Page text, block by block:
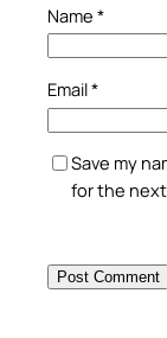
Name *
Email*
Save my
for the